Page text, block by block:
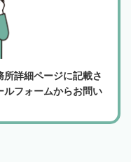
詳細ページに記載さ
ルフォームからお問い